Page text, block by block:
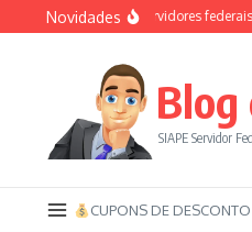
Ir para o conteúdo
Novidades
saúde dos servidores federais em
Blog
SIAPE Servidor
CUPONS DE DESCONTO